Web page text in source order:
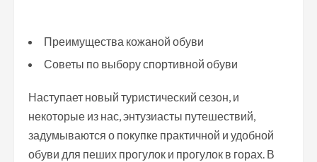
Преимущества кожаной обуви
Советы по выбору спортивной обуви
Наступает новый туристический сезон, и
некоторые из нас, энтузиасты путешествий,
задумываются о покупке практичной и удобной
обуви для пеших прогулок и прогулок в горах. В